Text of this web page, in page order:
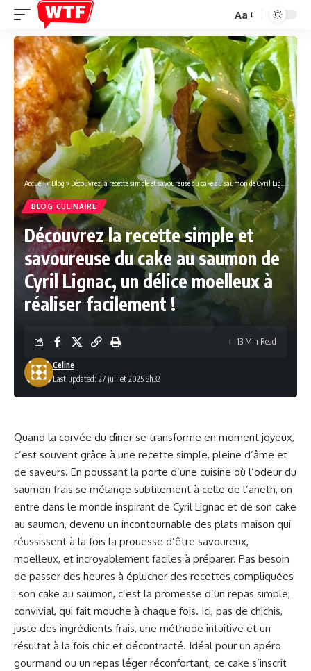
Font
Resizer
Aa
Accueil»Blog » Découvrez la recette simple et savoureuse du cake au saumon de Cyril Lignac, un délice moelleux à réaliser facilement !
BLOG CULINAIRE
Découvrez la recette simple et
savoureuse du cake au saumon de
Cyril Lignac, un délice moelleux à
réaliser facilement !
Last updated: 27 juillet 2025 8h32
Celine
13 Min Read
Quand la corvée du dîner se transforme en moment joyeux,
c’est souvent grâce à une recette simple, pleine d’âme et
de saveurs. En poussant la porte d’une cuisine où l’odeur du
saumon frais se mélange subtilement à celle de l’aneth, on
entre dans le monde inspirant de Cyril Lignac et de son cake
au saumon, devenu un incontournable des plats maison qui
réussissent à la fois la prouesse d’être savoureux,
moelleux, et incroyablement faciles à préparer. Pas besoin
de passer des heures à éplucher des recettes compliquées
: son cake au saumon, c’est la promesse d’un repas simple,
convivial, qui fait mouche à chaque fois. Ici, pas de chichis,
juste des ingrédients frais, une méthode intuitive et un
résultat à la fois chic et décontracté. Idéal pour un apéro
gourmand ou un repas léger réconfortant, ce cake s’inscrit